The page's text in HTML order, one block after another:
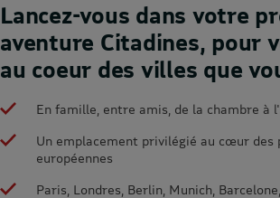
Lancez-vous dans votre
aventure Citadines, pour
au coeur des villes que
En famille, entre amis, de la chambre à
Un emplacement privilégié au cœur des
européennes
Paris, Londres, Berlin, Munich,